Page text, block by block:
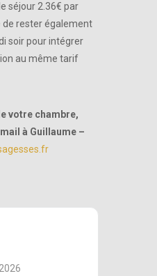
séjour 2.36€ par
de rester également
soir pour intégrer
au même tarif
votre chambre,
à Guillaume –